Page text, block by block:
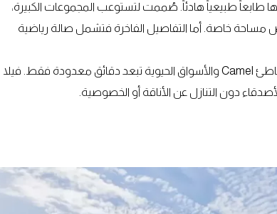
طابعاً طبيعياً هادئاً. صُممت لتستوعب المجموعات الكبيرة،
خاصة. أما التفاصيل الفاخرة فتشمل صالة رياضية
ورغم أنها تقع في منطقة تتطلب وسيلة نقل خاصة، إلا أن شاطئ Camel والأسواق الحيوية تبعد دقائق معدودة فقط. فيلا